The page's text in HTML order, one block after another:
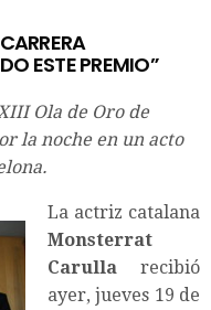
ESTE PREMIO”
Ola de Oro de
la noche en un acto
La actriz catalana
Monsterrat
Carulla recibió
ayer, jueves 19 de